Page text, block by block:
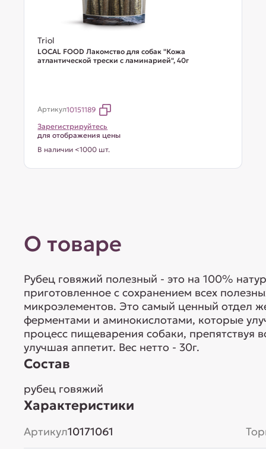
Triol
LOCAL FOOD Лакомство для собак "Кожа
атлантической трески с ламинарией", 40г
Артикул10151189
Зарегистрируйтесь
для отображения цены
В наличии <1000 шт.
О товаре
Рубец говяжий полезный - это на 100%
приготовленное с сохранением всех
микроэлементов. Это самый ценный отдел
ферментами и аминокислотами, которые
процесс пищеварения собаки, препятствуя
улучшая аппетит. Вес нетто - 30г.
Состав
рубец говяжий
Характеристики
Артикул10171061